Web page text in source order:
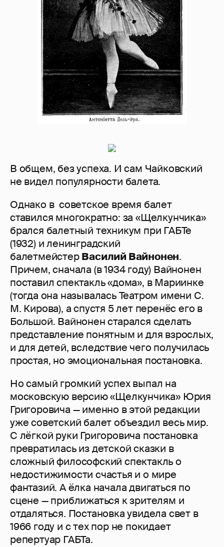
В общем, без успеха. И сам Чайковский
не видел популярности балета.
Однако в советское время балет
ставился многократно: за «Щелкунчика»
брался балетный техникум при ГАБТе
(1932) и ленинградский
балетмейстерВасилий Вайнонен.
Причем, сначала (в 1934 году) Вайнонен
поставил спектакль «дома», в Мариинке
(тогда она называлась Театром имени С.
М. Кирова), а спустя 5 лет перенёс его в
Большой. Вайнонен старался сделать
представление понятным и для взрослых,
и для детей, вследствие чего получилась
простая, но эмоциональная постановка.
Но самый громкий успех выпал на
московскую версию «Щелкунчика» Юрия
Григоровича — именно в этой редакции
уже советский балет объездил весь мир.
С лёгкой руки Григоровича постановка
превратилась из детской сказки в
сложный философский спектакль о
недостижимости счастья и о мире
фантазий. А ёлка начала двигаться по
сцене — приближаться к зрителям и
отдаляться. Постановка увидела свет в
1966 году и с тех пор не покидает
репертуар ГАБТа.